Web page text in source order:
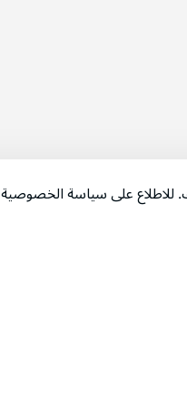
للاطلاع على سياسة الخصوصية